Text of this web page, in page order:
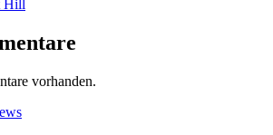
Hill
vorhanden.